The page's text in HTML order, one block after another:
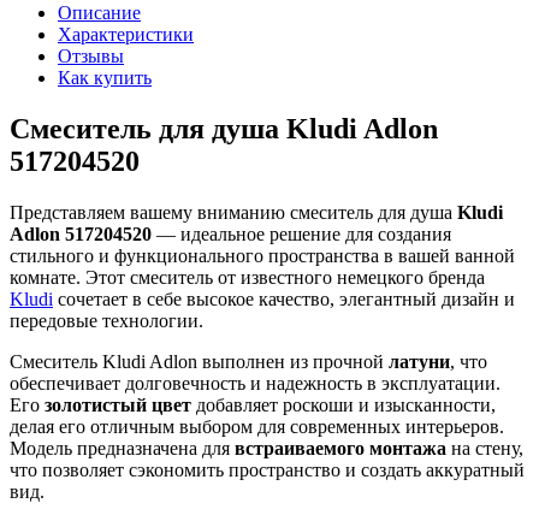
Описание
Характеристики
Отзывы
Как купить
Смеситель для душа Kludi Adlon
517204520
Представляем вашему вниманию смеситель для душа Kludi
Adlon 517204520 — идеальное решение для создания
стильного и функционального пространства в вашей ванной
комнате. Этот смеситель от известного немецкого бренда
Kludi сочетает в себе высокое качество, элегантный дизайн и
передовые технологии.
Смеситель Kludi Adlon выполнен из прочной латуни, что
обеспечивает долговечность и надежность в эксплуатации.
Его золотистый цвет добавляет роскоши и изысканности,
делая его отличным выбором для современных интерьеров.
Модель предназначена для встраиваемого монтажа на стену,
что позволяет сэкономить пространство и создать аккуратный
вид.